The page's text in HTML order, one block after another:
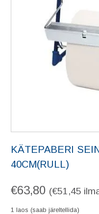
KÄTEPABERI
40CM(RULL)
€63,80 (€51,45
1 laos (saab järeltellida)